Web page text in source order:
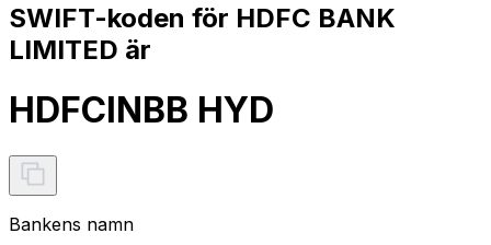
SWIFT-koden för HDFC BANK
LIMITED är
HDFCINBB HYD
Bankens namn